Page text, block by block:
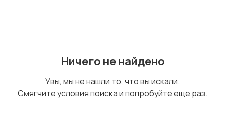
Ничего не найдено
Увы, мы не нашли то, что вы искали.
Смягчите условия поиска и попробуйте еще раз.